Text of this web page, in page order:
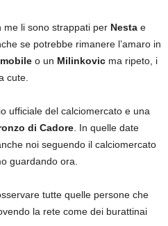
me li sono strappati per Nesta e
se potrebbe rimanere l’amaro in
o un Milinkovic ma ripeto, i
cute.
ufficiale del calciomercato e una
di Cadore . In quelle date
noi seguendo il calciomercato
guardando ora.
tutte quelle persone che
la rete come dei burattinai